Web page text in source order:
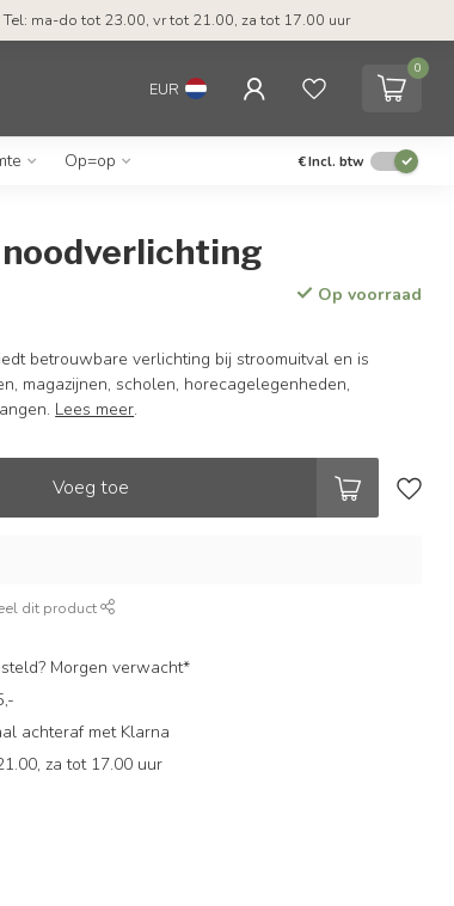
Tel: ma-do tot 23.00, vr tot 21.00, za tot 17.00 uur
EUR
0
Op=op €Incl. btw
Op voorraad
betrouwbare verlichting bij stroomuitval en is
magazijnen, scholen, horecagelegenheden,
Lees meer.
Voeg toe
dit product
Morgen verwacht*
achteraf met Klarna
za tot 17.00 uur